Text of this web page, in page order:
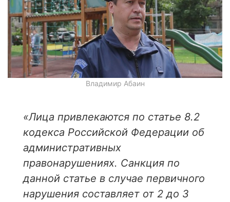
Владимир Абаин
«Лица привлекаются по статье 8.2
кодекса Российской Федерации об
административных
правонарушениях. Санкция по
данной статье в случае первичного
нарушения составляет от 2 до 3